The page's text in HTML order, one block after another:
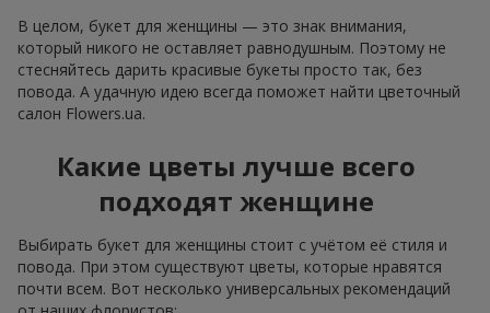
В целом, букет для женщины — это знак внимания,
который никого не оставляет равнодушным. Поэтому не
стесняйтесь дарить красивые букеты просто так, без
повода. А удачную идею всегда поможет найти цветочный
салон Flowers.ua.
Какие цветы лучше всего
подходят женщине
Выбирать букет для женщины стоит с учётом её стиля и
повода. При этом существуют цветы, которые нравятся
почти всем. Вот несколько универсальных рекомендаций